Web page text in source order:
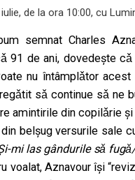
de la ora 10:00, cu
semnat Charles
91 de ani, dovedeşte
nu întâmplǎtor
sǎ continue sǎ ne
amintirile din copilǎrie
belşug versurile sale
mi las gândurile sǎ
voalat, Aznavour îşi